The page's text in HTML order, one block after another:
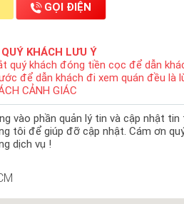
GỌI ĐIỆN
KHÁCH LƯU Ý
quý khách đóng tiền cọc để dẫn
để dẫn khách đi xem quán đều là
CẢNH GIÁC
vào phần quản lý tin và cập nhật
tôi để giúp đỡ cập nhật. Cám ơn
dịch vụ !